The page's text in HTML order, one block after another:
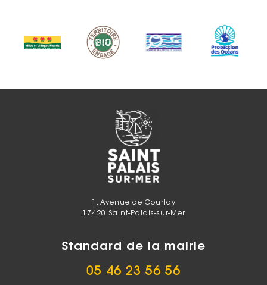
1, Avenue de Courlay
17420 Saint-Palais-sur-Mer
Standard de la mairie
05 46 23 56 56